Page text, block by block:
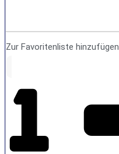
Zur Favoritenliste hinzufügen